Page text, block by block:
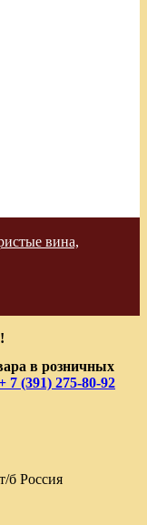
вина,
в розничных
7 (391) 275-80-92
б Россия